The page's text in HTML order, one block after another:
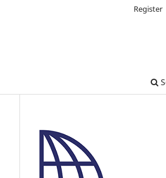
Register